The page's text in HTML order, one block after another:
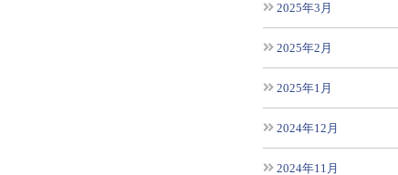
2025年3月
2025年2月
2025年1月
2024年12月
2024年11月